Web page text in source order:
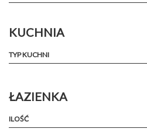
KUCHNIA
TYP KUCHNI
ŁAZIENKA
ILOŚĆ